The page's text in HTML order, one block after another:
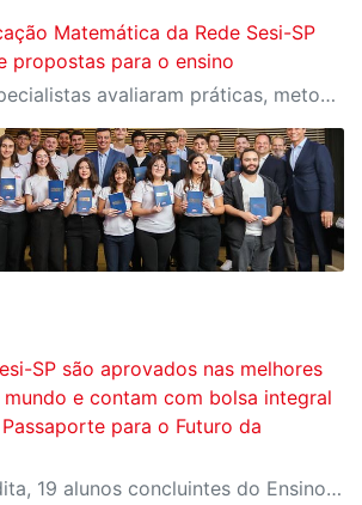
Matemática da Rede Sesi-SP
propostas para o ensino
Professores e especialistas avaliaram práticas, metodologias e pesquisas atuais no ensino e aprendizagem da disciplina
SP são aprovados nas melhores
e contam com bolsa integral
para o Futuro da
Em iniciativa inédita, 19 alunos concluintes do Ensino Médio da rede Sesi-SP vão realizar o sonho de fazer graduação nas áreas da engenharia, inovação, tecnologia e ciências aplicadas, em universidades renomadas como Harvard.